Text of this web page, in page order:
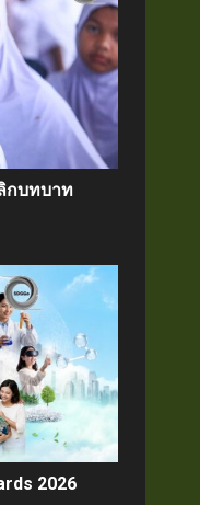
กบทบาท
2026